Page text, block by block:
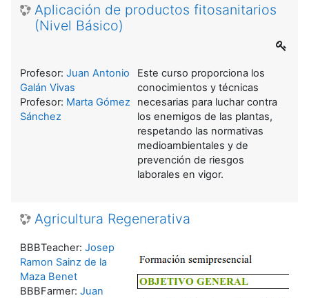
Aplicación de productos fitosanitarios
(Nivel Básico)
Este curso proporciona los
conocimientos y técnicas
necesarias para luchar contra
los enemigos de las plantas,
respetando las normativas
medioambientales y de
prevención de riesgos
laborales en vigor.
Profesor: Juan Antonio
Galán Vivas
Profesor: Marta Gómez
Sánchez
Agricultura Regenerativa
BBBTeacher: Josep
Ramon Sainz de la
Maza Benet
BBBFarmer: Juan